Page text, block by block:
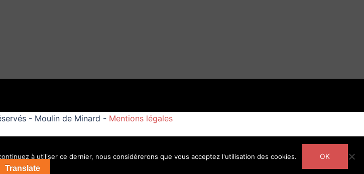
Translate
- Moulin de Minard - Mentions légales
à utiliser ce dernier, nous considérerons que vous acceptez l'utilisation des cookies. OK